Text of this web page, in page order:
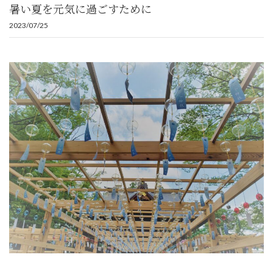
提案住宅Calmdays
tel. 0258-52-3517
暑い夏を元気に過ごすために
2023/07/25